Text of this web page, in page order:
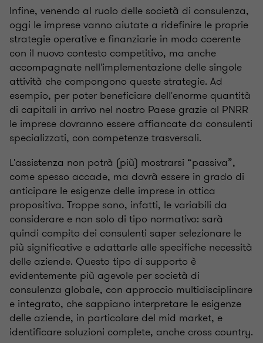
Infine, venendo al ruolo delle società di consulenza,
oggi le imprese vanno aiutate a ridefinire le proprie
strategie operative e finanziarie in modo coerente
con il nuovo contesto competitivo, ma anche
accompagnate nell'implementazione delle singole
attività che compongono queste strategie. Ad
esempio, per poter beneficiare dell'enorme quantità
di capitali in arrivo nel nostro Paese grazie al PNRR
le imprese dovranno essere affiancate da consulenti
specializzati, con competenze trasversali.
L'assistenza non potrà (più) mostrarsi “passiva”,
come spesso accade, ma dovrà essere in grado di
anticipare le esigenze delle imprese in ottica
propositiva. Troppe sono, infatti, le variabili da
considerare e non solo di tipo normativo: sarà
quindi compito dei consulenti saper selezionare le
più significative e adattarle alle specifiche necessità
delle aziende. Questo tipo di supporto è
evidentemente più agevole per società di
consulenza globale, con approccio multidisciplinare
e integrato, che sappiano interpretare le esigenze
delle aziende, in particolare del mid market, e
identificare soluzioni complete, anche cross country.